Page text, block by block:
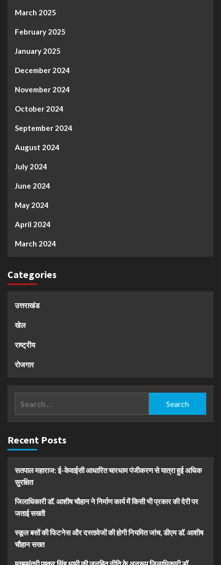
March 2025
February 2025
January 2025
December 2024
November 2024
October 2024
September 2024
August 2024
July 2024
June 2024
May 2024
April 2024
March 2024
Categories
उत्तराखंड
खेल
राष्ट्रीय
रोजगार
Recent Posts
सतपाल महाराज: ई-केवाईसी आधारित चारधाम पंजीकरण से यात्रा हुई अधिक
सुरक्षित
जिलाधिकारी डॉ. आशीष चौहान ने निर्माण कार्य में किसी भी प्रकार की देरी पर
जताई सख्ती
स्कूल बसों की फिटनेस और दस्तावेजों की होगी नियमित जांच, डीएम डॉ. आशीष
चौहान सख्त